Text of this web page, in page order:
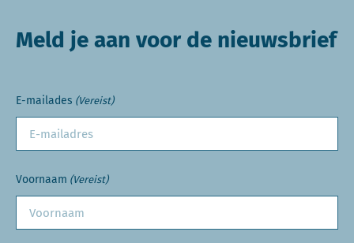
Meld je aan voor de nieuwsbrief
E-mailades (Vereist)
Voornaam (Vereist)